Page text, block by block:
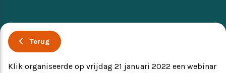
Producten
Terug
Klik organiseerde op vrijdag 21 januari 2022 een webinar